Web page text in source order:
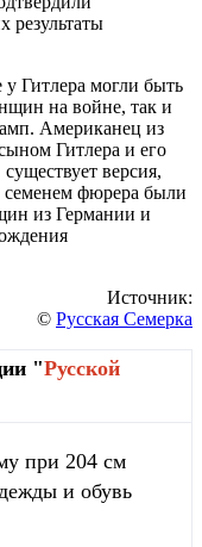
результаты
Гитлера могли быть
на войне, так и
Американец из
Гитлера и его
версия,
семенем фюрера были
из Германии и
Источник:
© Русская Семерка
"Русской
при 204 см
и обувь